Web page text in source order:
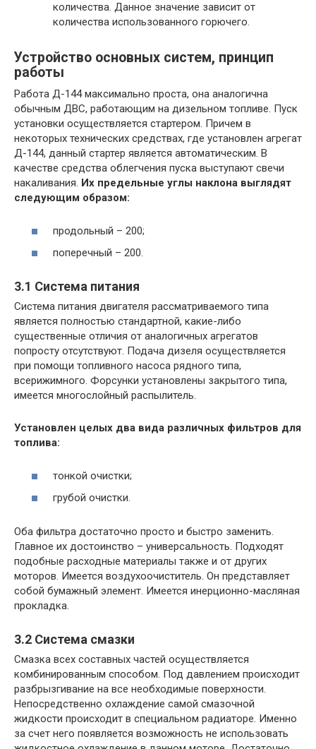
количества. Данное значение зависит от
количества использованного горючего.
Устройство основных систем, принцип
работы
Работа Д-144 максимально проста, она аналогична
обычным ДВС, работающим на дизельном топливе. Пуск
установки осуществляется стартером. Причем в
некоторых технических средствах, где установлен агрегат
Д-144, данный стартер является автоматическим. В
качестве средства облегчения пуска выступают свечи
накаливания. Их предельные углы наклона выглядят
следующим образом:
продольный – 200;
поперечный – 200.
3.1 Система питания
Система питания двигателя рассматриваемого типа
является полностью стандартной, какие-либо
существенные отличия от аналогичных агрегатов
попросту отсутствуют. Подача дизеля осуществляется
при помощи топливного насоса рядного типа,
всерижимного. Форсунки установлены закрытого типа,
имеется многослойный распылитель.
Установлен целых два вида различных фильтров для
топлива:
тонкой очистки;
грубой очистки.
Оба фильтра достаточно просто и быстро заменить.
Главное их достоинство – универсальность. Подходят
подобные расходные материалы также и от других
моторов. Имеется воздухоочиститель. Он представляет
собой бумажный элемент. Имеется инерционно-масляная
прокладка.
3.2 Система смазки
Смазка всех составных частей осуществляется
комбинированным способом. Под давлением происходит
разбрызгивание на все необходимые поверхности.
Непосредственно охлаждение самой смазочной
жидкости происходит в специальном радиаторе. Именно
за счет него появляется возможность не использовать